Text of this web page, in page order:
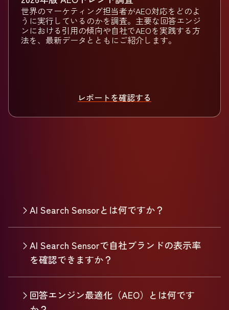
世界のマーケティング担当者がAEO対応をどのよ
うに実行しているのかを調査。主要な回答エンジ
ンにおける引用の傾向や自社でAEOを実践する方
法を、最新データとともにご紹介します。
レポートを確認する
AI Search Sensorとは何ですか？
AI Search Sensorで自社ブランドの表示率
を確認できますか？
回答エンジン最適化（AEO）とは何です